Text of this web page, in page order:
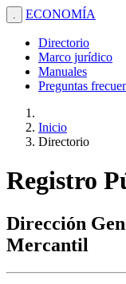
. ECONOMÍA
Directorio
Marco jurídico
Manuales
Preguntas
Inicio
Directorio
Registro
Dirección
Mercantil